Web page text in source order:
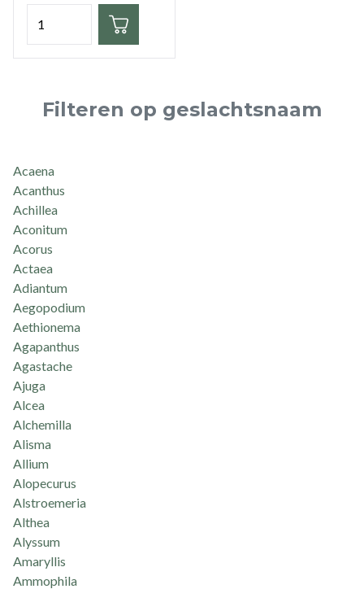
Filteren op geslachtsnaam
Acaena
Acanthus
Achillea
Aconitum
Acorus
Actaea
Adiantum
Aegopodium
Aethionema
Agapanthus
Agastache
Ajuga
Alcea
Alchemilla
Alisma
Allium
Alopecurus
Alstroemeria
Althea
Alyssum
Amaryllis
Ammophila